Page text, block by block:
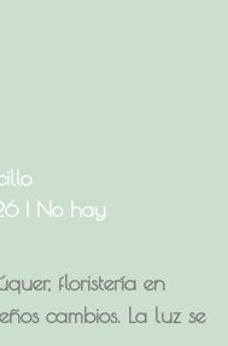
No hay
floristería en
cambios. La luz se